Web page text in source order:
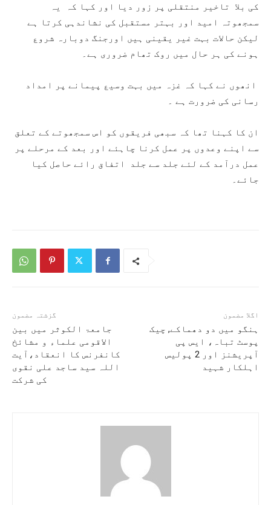
کی بلا تاخیر منتقلی پر زور دیا اور کہا کہ یہ
سمجھوتہ امید اور بہتر مستقبل کی نشاندہی کرتا ہے
لیکن حالات بہت غیر یقینی ہیں اورجنگ دوبارہ شروع
ہونے کی ہر حال میں روک تھام ضروری ہے۔
انھوں نے کہا کہ غزہ میں بہت وسیع پیمانے پر امداد
رسانی کی ضرورت ہے ۔
ان کا کہنا تھا کہ سبھی فریقوں کو اس سمجھوتے کے تعلق
سے اپنے وعدوں پر عمل کرنا چاہئے اور بعد کے مرحلے پر
عمل درآمد کے لئے جلد سے جلد اتفاق رائے حاصل کیا
جائے۔
گزشتہ مضمون
جامعۃ الکوثر میں بین
الاقومی علماء و مشائخ
کانفرنس کا انعقاد،آیت
اللہ سید ساجد علی نقوی
کی شرکت
اگلا مضمون
ہنگو میں دو دھماکے, چیک
پوسٹ تباہ، ایس پی
آپریشنز اور 2 پولیس
اہلکار شہید